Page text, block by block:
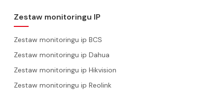
Zestaw monitoringu IP
Zestaw monitoringu ip BCS
Zestaw monitoringu ip Dahua
Zestaw monitoringu ip Hikvision
Zestaw monitoringu ip Reolink